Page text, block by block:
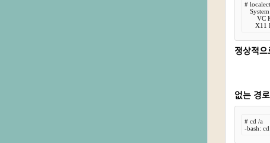
#
X11
정상적으
없는 경
# cd /a
-bash: